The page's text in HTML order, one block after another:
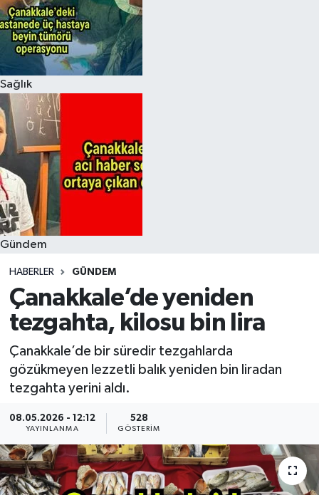
Sağlık
Gündem
HABERLER GÜNDEM
Çanakkale’de yeniden
tezgahta, kilosu bin lira
Çanakkale’de bir süredir tezgahlarda
gözükmeyen lezzetli balık yeniden bin liradan
tezgahta yerini aldı.
08.05.2026 - 12:12
YAYINLANMA
528
GÖSTERIM